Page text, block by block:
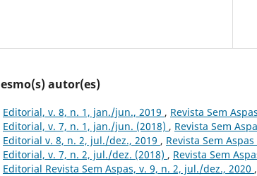
autor(es)
Editorial, v. 8, n. 1, jan./jun., 2019 , Revista Sem
Editorial, v. 7, n. 1, jan./jun. (2018) , Revista Sem
Editorial v. 8, n. 2, jul./dez., 2019 , Revista Sem
Editorial, v. 7, n. 2, jul./dez. (2018) , Revista Sem
Editorial Revista Sem Aspas, v. 9, n. 2, jul./dez., 2020 ,